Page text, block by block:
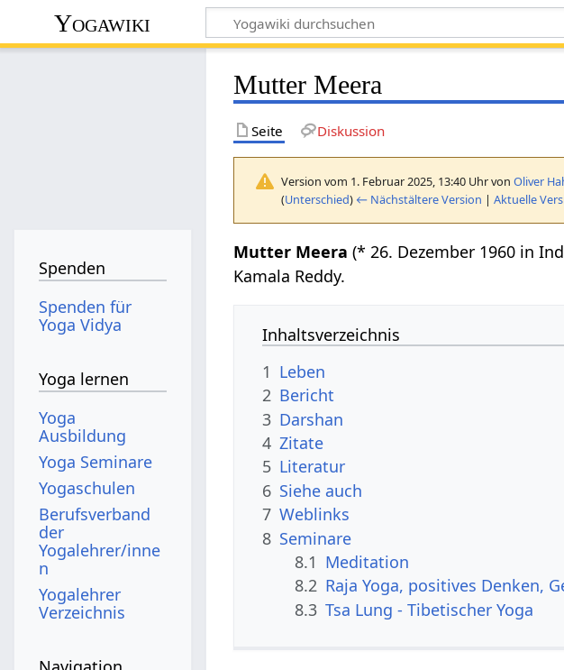
Yogawiki
Mutter Meera
Seite Diskussion
Version vom 1. Februar 2025, 13:40 Uhr vonOliver
(Unterschied) ← Nächstältere Version |Aktuelle
Mutter Meera (* 26. Dezember 1960 in
Kamala Reddy.
Inhaltsverzeichnis
1 Leben
2 Bericht
3 Darshan
4 Zitate
5 Literatur
6 Siehe auch
7 Weblinks
8 Seminare
8.1 Meditation
8.2 Raja Yoga, positives Denken,
8.3 Tsa Lung - Tibetischer Yoga
Spenden
Spenden für
Yoga Vidya
Yoga lernen
Yoga
Ausbildung
Yoga Seminare
Yogaschulen
Berufsverband
der
Yogalehrer/inne
n
Yogalehrer
Verzeichnis